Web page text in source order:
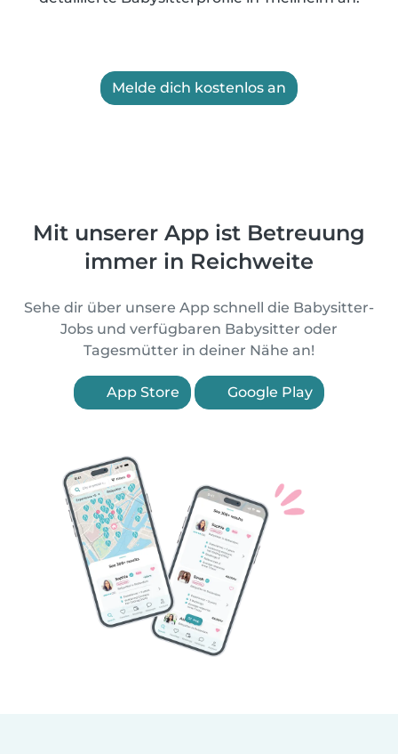
Melde dich kostenlos an
Mit unserer App ist Betreuung
immer in Reichweite
Sehe dir über unsere App schnell die Babysitter-
Jobs und verfügbaren Babysitter oder
Tagesmütter in deiner Nähe an!
App Store Google Play